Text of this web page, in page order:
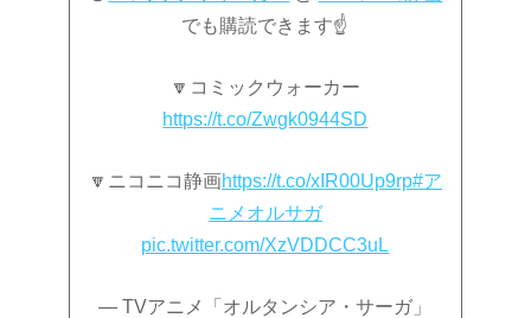
でも購読できます☝️
🔽コミックウォーカー
https://t.co/Zwgk0944SD
🔽ニコニコ静画https://t.co/xIR00Up9rp#ア
ニメオルサガ
pic.twitter.com/XzVDDCC3uL
— TVアニメ「オルタンシア・サーガ」